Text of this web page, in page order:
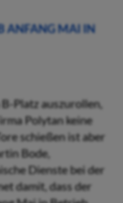
ANFANG MAI IN
Platz auszurollen,
Polytan keine
schießen ist aber
Bode,
Dienste bei der
damit, dass der